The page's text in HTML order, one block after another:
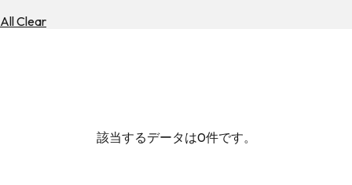
All Clear
該当するデータは0件です。